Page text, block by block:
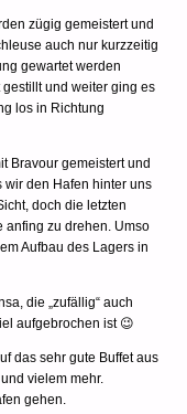
zügig gemeistert und
auch nur kurzzeitig
gewartet werden
und weiter ging es
los in Richtung
Bravour gemeistert und
wir den Hafen hinter uns
doch die letzten
anfing zu drehen. Umso
Aufbau des Lagers in
die „zufällig“ auch
aufgebrochen ist 😉
das sehr gute Buffet aus
vielem mehr.
gehen.